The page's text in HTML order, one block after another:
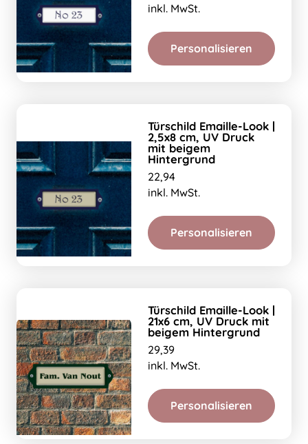
inkl. MwSt.
Personalisieren
Türschild Emaille-Look |
2,5x8 cm, UV Druck
mit beigem
Hintergrund
22,94
inkl. MwSt.
Personalisieren
Türschild Emaille-Look |
21x6 cm, UV Druck mit
beigem Hintergrund
29,39
inkl. MwSt.
Personalisieren